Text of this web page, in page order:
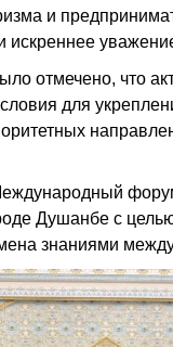
и
искреннее
отмечено, что
для
Душанбе с
знаниями